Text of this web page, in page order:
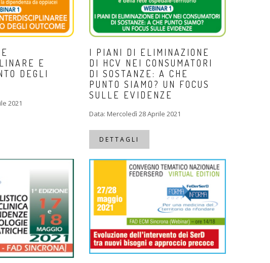
E
DEGLI
2021
I PIANI DI ELIMINAZIONE
DI HCV NEI CONSUMATORI
DI SOSTANZE: A CHE
PUNTO SIAMO? UN FOCUS
SULLE EVIDENZE
Data: Mercoledì 28 Aprile 2021
DETTAGLI